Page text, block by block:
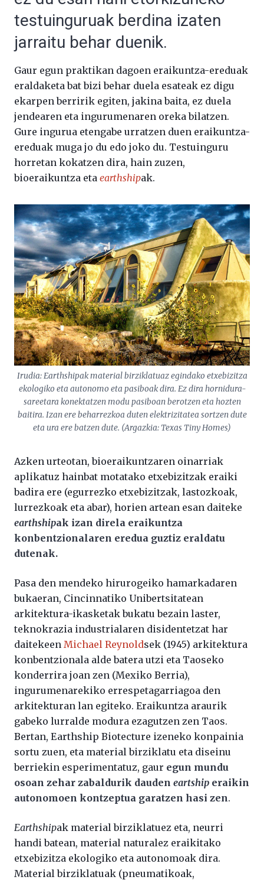
testuinguruak berdina izaten
jarraitu behar duenik.
Gaur egun praktikan dagoen eraikuntza-ereduak
eraldaketa bat bizi behar duela esateak ez digu
ekarpen berririk egiten, jakina baita, ez duela
jendearen eta ingurumenaren oreka bilatzen.
Gure ingurua etengabe urratzen duen eraikuntza-
ereduak muga jo du edo joko du. Testuinguru
horretan kokatzen dira, hain zuzen,
bioeraikuntza eta earthshipak.
Irudia: Earthshipak material birziklatuaz egindako etxebizitza
ekologiko eta autonomo eta pasiboak dira. Ez dira hornidura-
sareetara konektatzen modu pasiboan berotzen eta hozten
baitira. Izan ere beharrezkoa duten elektrizitatea sortzen dute
eta ura ere batzen dute. (Argazkia: Texas Tiny Homes)
Azken urteotan, bioeraikuntzaren oinarriak
aplikatuz hainbat motatako etxebizitzak eraiki
badira ere (egurrezko etxebizitzak, lastozkoak,
lurrezkoak eta abar), horien artean esan daiteke
earthshipak izan direla eraikuntza
konbentzionalaren eredua guztiz eraldatu
dutenak.
Pasa den mendeko hirurogeiko hamarkadaren
bukaeran, Cincinnatiko Unibertsitatean
arkitektura-ikasketak bukatu bezain laster,
teknokrazia industrialaren disidentetzat har
daitekeen Michael Reynoldsek (1945) arkitektura
konbentzionala alde batera utzi eta Taoseko
konderrira joan zen (Mexiko Berria),
ingurumenarekiko errespetagarriagoa den
arkitekturan lan egiteko. Eraikuntza araurik
gabeko lurralde modura ezagutzen zen Taos.
Bertan, Earthship Biotecture izeneko konpainia
sortu zuen, eta material birziklatu eta diseinu
berriekin esperimentatuz, gaur egun mundu
osoan zehar zabaldurik dauden eartship eraikin
autonomoen kontzeptua garatzen hasi zen.
Earthshipak material birziklatuez eta, neurri
handi batean, material naturalez eraikitako
etxebizitza ekologiko eta autonomoak dira.
Material birziklatuak (pneumatikoak,